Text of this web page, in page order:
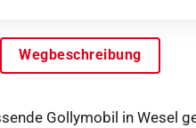
Wegbeschreibung
Gollymobil in Wesel